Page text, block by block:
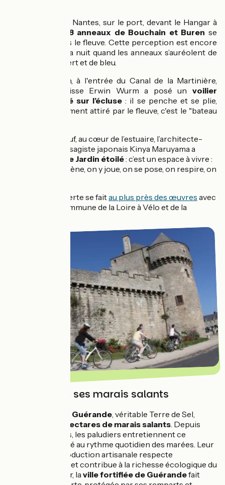
En quittant Nantes, sur le port, devant le Hangar à
18 anneaux de Bouchain et Buren se
tourne vers le fleuve. Cette perception est encore
différente la nuit quand les anneaux s’auréolent de
rouge, de vert et de bleu.
Au Pellerin, à l'entrée du Canal de la Martinière,
l’artiste suisse Erwin Wurm a posé un voilier
abandonné sur l’écluse : il se penche et se plie,
irrésistiblement attiré par le fleuve, c'est le "bateau
À Paimboeuf, au cœur de l’estuaire, l’architecte-
artiste-paysagiste japonais Kinya Maruyama a
Le Jardin étoilé: c’est un espace à vivre :
on s’y promène, on y joue, on se pose, on respire, on
A vélo, la découverte se faitau plus près des œuvres avec
cette section commune de la Loire à Vélo et de la
Guérande et ses marais salants
Presqu’île de Guérande, véritable Terre de Sel,
000 hectares de marais salants. Depuis
près de 1 500 ans, les paludiers entretiennent ce
paysage unique lié au rythme quotidien des marées. Leur
technique de production artisanale respecte
l’environnement et contribue à la richesse écologique du
site. En son coeur, laville fortifiée de Guérandefait